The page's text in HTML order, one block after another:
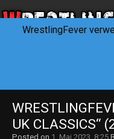
UK CLASSICS“
Posted on 1. Mai 2023, 8:25
WrestlingFever